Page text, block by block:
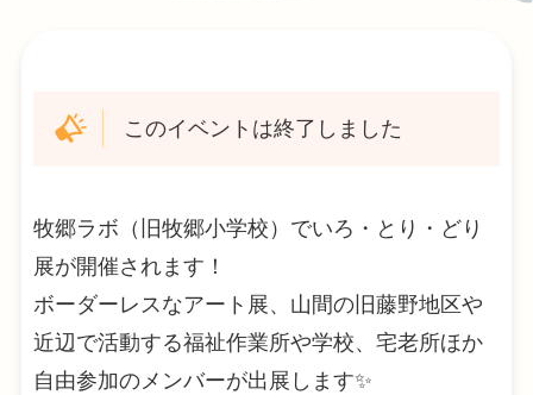
このイベントは終了しました
牧郷ラボ（旧牧郷小学校）でいろ・とり・どり
展が開催されます！
ボーダーレスなアート展、山間の旧藤野地区や
近辺で活動する福祉作業所や学校、宅老所ほか
自由参加のメンバーが出展します✨